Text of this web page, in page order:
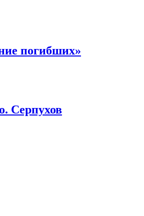
погибших»
Серпухов